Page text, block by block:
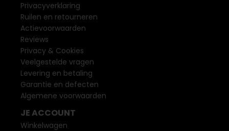
Privacyverklaring
Ruilen en retourneren
Actievoorwaarden
Reviews
Privacy & Cookies
Veelgestelde vragen
Levering en betaling
Garantie en defecten
Algemene voorwaarden
JE ACCOUNT
Winkelwagen